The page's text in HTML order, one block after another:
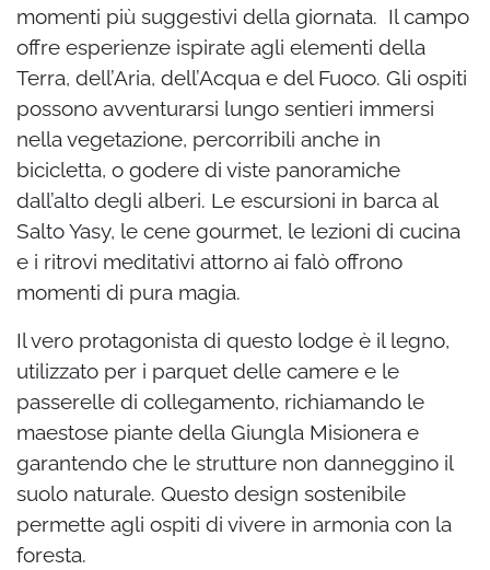
momenti più suggestivi della giornata. Il campo
offre esperienze ispirate agli elementi della
Terra, dell’Aria, dell’Acqua e del Fuoco. Gli ospiti
possono avventurarsi lungo sentieri immersi
nella vegetazione, percorribili anche in
bicicletta, o godere di viste panoramiche
dall’alto degli alberi. Le escursioni in barca al
Salto Yasy, le cene gourmet, le lezioni di cucina
e i ritrovi meditativi attorno ai falò offrono
momenti di pura magia.
Il vero protagonista di questo lodge è il legno,
utilizzato per i parquet delle camere e le
passerelle di collegamento, richiamando le
maestose piante della Giungla Misionera e
garantendo che le strutture non danneggino il
suolo naturale. Questo design sostenibile
permette agli ospiti di vivere in armonia con la
foresta.